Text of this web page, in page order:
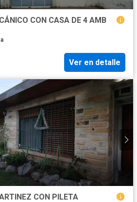
CON CASA DE 4 AMB
Ver en detalle
CON PILETA